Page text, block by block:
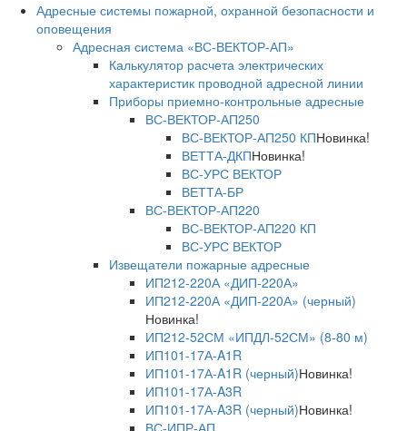
Адресные системы пожарной, охранной безопасности и
оповещения
Адресная система «ВС-ВЕКТОР-АП»
Калькулятор расчета электрических
характеристик проводной адресной линии
Приборы приемно-контрольные адресные
ВС-ВЕКТОР-АП250
ВС-ВЕКТОР-АП250 КПНовинка!
ВЕТТА-ДКПНовинка!
ВС-УРС ВЕКТОР
ВЕТТА-БР
ВС-ВЕКТОР-АП220
ВС-ВЕКТОР-АП220 КП
ВС-УРС ВЕКТОР
Извещатели пожарные адресные
ИП212-220А «ДИП-220А»
ИП212-220А «ДИП-220А» (черный)
Новинка!
ИП212-52СМ «ИПДЛ-52СМ» (8-80 м)
ИП101-17А-A1R
ИП101-17А-A1R (черный)Новинка!
ИП101-17А-A3R
ИП101-17А-A3R (черный)Новинка!